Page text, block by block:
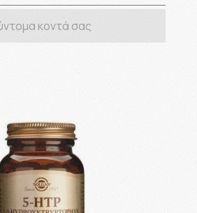
κοντά σας